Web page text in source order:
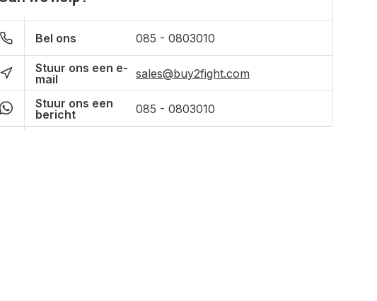
Bel ons 085 - 0803010
Stuur ons een e-
mail
sales@buy2fight.com
Stuur ons een
bericht
085 - 0803010